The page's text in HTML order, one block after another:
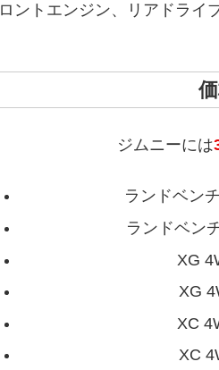
ロントエンジン、リアドライ
ジムニーには
ランドベン
ランドベン
XG
XG
XC
XC